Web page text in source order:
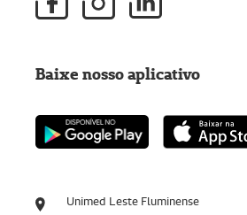
Unimed Leste Fluminense
Baixe nosso aplicativo